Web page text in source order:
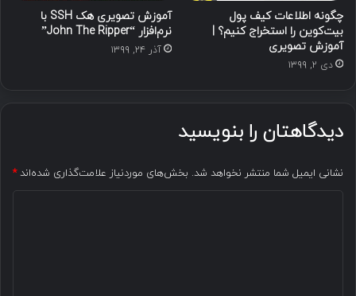
چگونه اطلاعات کیف پول
بیت‌کوین را استخراج کنیم؟ |
آموزش تصویری
دی ۲, ۱۳۹۹
آموزش تصویری هک SSH با
نرم‌افزار “John The Ripper”
آذر ۲۴, ۱۳۹۹
دیدگاهتان را بنویسید
نشانی ایمیل شما منتشر نخواهد شد. بخش‌های موردنیاز علامت‌گذاری شده‌اند*